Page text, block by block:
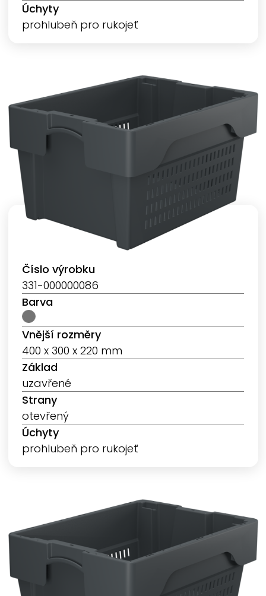
Úchyty
prohlubeň pro rukojeť
Číslo výrobku
331-000000086
Barva
Vnější rozměry
400 x 300 x 220 mm
Základ
uzavřené
Strany
otevřený
Úchyty
prohlubeň pro rukojeť